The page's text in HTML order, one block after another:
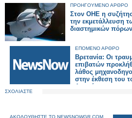
ΠΡΟΗΓΟΥΜΕΝΟ ΑΡΘΡΟ
Στον ΟΗΕ η
την εκμετάλλευση
διαστημικών πόρων
ΕΠΟΜΕΝΟ ΑΡΘΡΟ
Βρετανία: Οι
επιβατών
λάθος
στην έκθεση του
Διερεύνησης
ΣΧΟΛΙΑΣΤΕ
ΑΚΟΛΟΥΘΗΣΤΕ ΤΟ NEWSNOWGR.COM